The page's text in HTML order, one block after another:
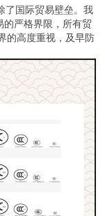
了国际贸易壁垒。我
的严格界限，所有贸
的高度重视，及早防